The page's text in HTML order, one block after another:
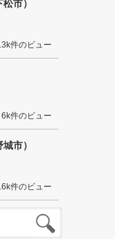
市）
件のビュー
6k件のビュー
市）
件のビュー